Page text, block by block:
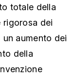
totale della
rigorosa dei
aumento dei
della